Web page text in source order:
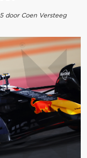
door Coen Versteeg